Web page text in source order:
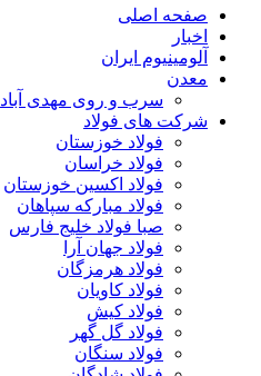
صفحه اصلی
اخبار
آلومینیوم ایران
معدن
سرب و روی مهدی آباد
شرکت های فولاد
فولاد خوزستان
فولاد خراسان
فولاد اکسین خوزستان
فولاد مبارکه سپاهان
صبا فولاد خلیج فارس
فولاد جهان آرا
فولاد هرمزگان
فولاد کاویان
فولاد کیش
فولاد گل گهر
فولاد سنگان